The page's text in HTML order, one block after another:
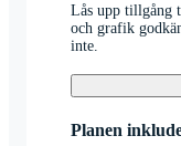
Lås upp tillgång
och grafik
inte.
Planen